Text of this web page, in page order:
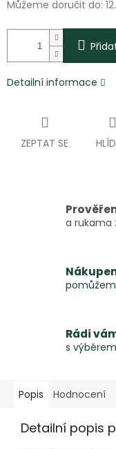
Můžeme doručit do:
Detailní informace
ZEPTAT SE
a rukama
Rádi
s
Popis Hodnocení
Detailní popis